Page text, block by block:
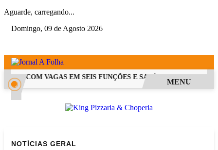
Aguarde, carregando...
Domingo, 09 de Agosto 2026
PSS COM VAGAS EM SEIS FUNÇÕES E SALÁRIOS QUE
MENU
NOTÍCIAS GERAL